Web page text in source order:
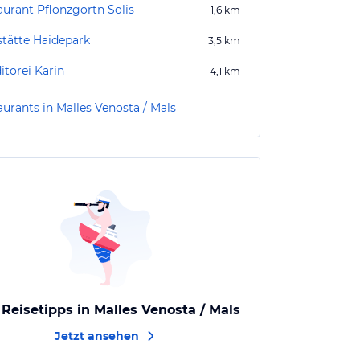
Pflonzgortn Solis 1,6 km
Haidepark 3,5 km
Karin 4,1 km
in Malles Venosta / Mals
in Malles Venosta / Mals
Jetzt ansehen